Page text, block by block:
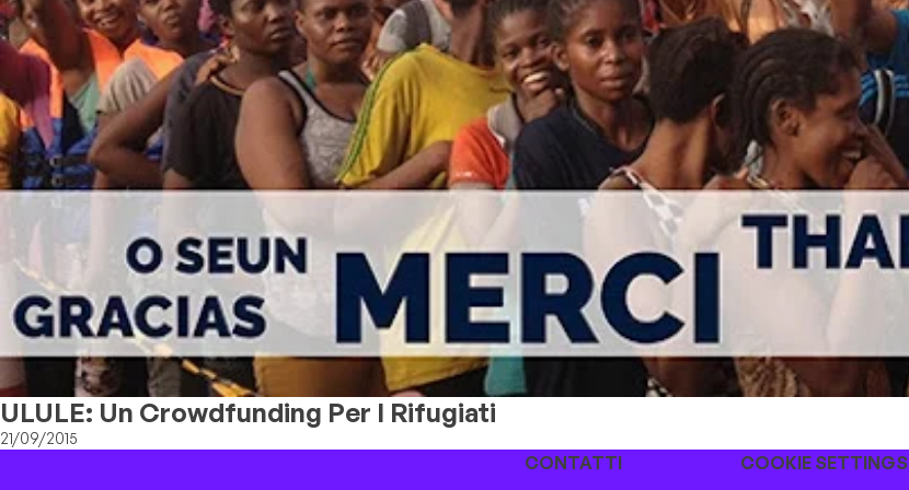
ULULE: Un Crowdfunding Per I Rifugiati
21/09/2015
CONTATTI
COOKIE SETTINGS